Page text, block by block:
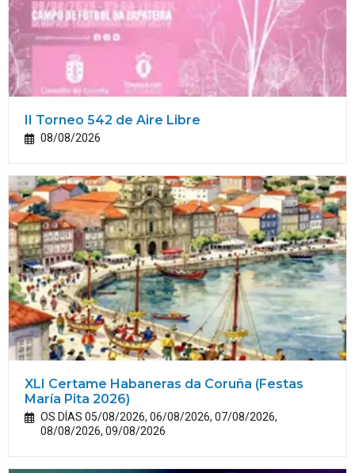
II Torneo 542 de Aire Libre
08/08/2026
XLI Certame Habaneras da Coruña (Festas
María Pita 2026)
OS DÍAS 05/08/2026, 06/08/2026, 07/08/2026,
08/08/2026, 09/08/2026